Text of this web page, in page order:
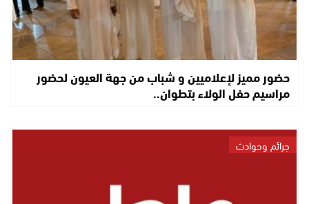
حضور مميز لإعلاميين و شباب من جهة العيون لحضور
مراسيم حفل الولاء بتطوان..
جرائم وحوادث